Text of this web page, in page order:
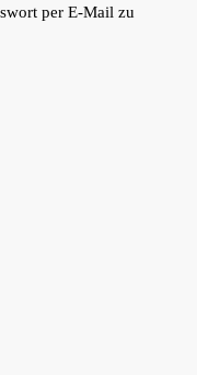
per E-Mail zu